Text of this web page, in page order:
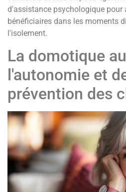
d'assistance psychologique pour
bénéficiaires dans les moments
l'isolement.
La domotique
l'autonomie et
prévention des